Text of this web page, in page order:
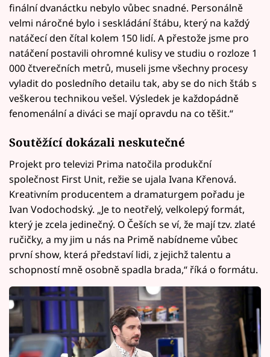
finální dvanáctku nebylo vůbec snadné. Personálně
velmi náročné bylo i seskládání štábu, který na každý
natáčecí den čítal kolem 150 lidí. A přestože jsme pro
natáčení postavili ohromné kulisy ve studiu o rozloze 1
000 čtverečních metrů, museli jsme všechny procesy
vyladit do posledního detailu tak, aby se do nich štáb s
veškerou technikou vešel. Výsledek je každopádně
fenomenální a diváci se mají opravdu na co těšit.“
Soutěžící dokázali neskutečné
Projekt pro televizi Prima natočila produkční
společnost First Unit, režie se ujala Ivana Křenová.
Kreativním producentem a dramaturgem pořadu je
Ivan Vodochodský. „Je to neotřelý, velkolepý formát,
který je zcela jedinečný. O Češích se ví, že mají tzv. zlaté
ručičky, a my jim u nás na Primě nabídneme vůbec
první show, která představí lidi, z jejichž talentu a
schopností mně osobně spadla brada,“ říká o formátu.